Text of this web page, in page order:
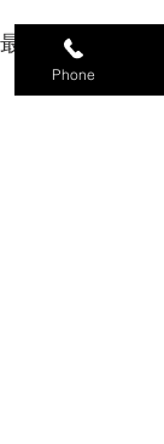
最新記事
Phone